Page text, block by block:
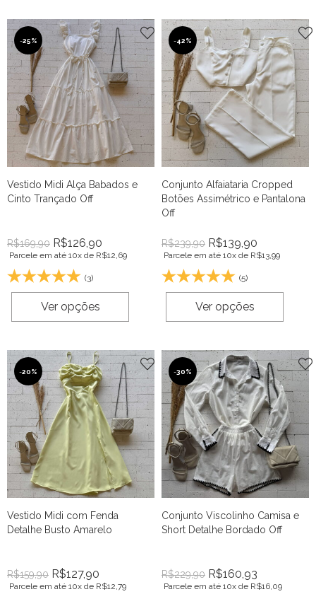
-25%
Vestido Midi Alça Babados e
Cinto Trançado Off
R$169,90 R$126,90
Parcele em até 10x de R$12,69
(3)
Ver opções
-42%
Conjunto Alfaiataria Cropped
Botões Assimétrico e Pantalona
Off
R$239,90 R$139,90
Parcele em até 10x de R$13,99
(5)
Ver opções
-20%
Vestido Midi com Fenda
Detalhe Busto Amarelo
R$159,90 R$127,90
Parcele em até 10x de R$12,79
-30%
Conjunto Viscolinho Camisa e
Short Detalhe Bordado Off
R$229,90 R$160,93
Parcele em até 10x de R$16,09